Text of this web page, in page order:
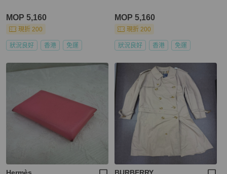
MOP 5,160
現折 200
狀況良好 香港 免運
MOP 5,160
現折 200
狀況良好 香港 免運